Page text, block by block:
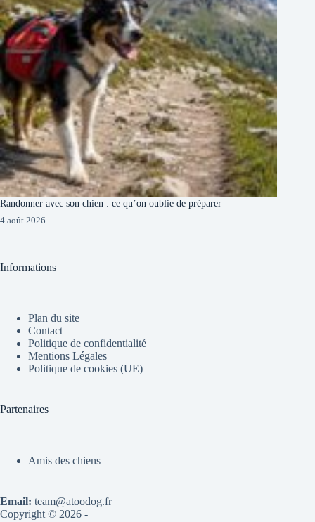
Randonner avec son chien : ce qu’on oublie de préparer
4 août 2026
Informations
Plan du site
Contact
Politique de confidentialité
Mentions Légales
Politique de cookies (UE)
Partenaires
Amis des chiens
Email: team@atoodog.fr
Copyright © 2026 -